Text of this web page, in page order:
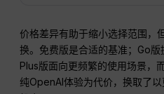
价格差异有助于缩小选择范围，
换。免费版是合适的基准；Go版
Plus版面向更频繁的使用场景，
纯OpenAI体验为代价，换取了